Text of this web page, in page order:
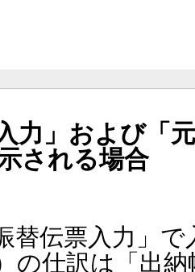
力」および「
される場合
替伝票入力」
の仕訳は「出